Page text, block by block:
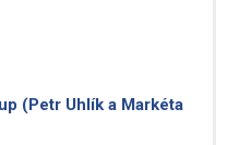
(Petr Uhlík a Markéta